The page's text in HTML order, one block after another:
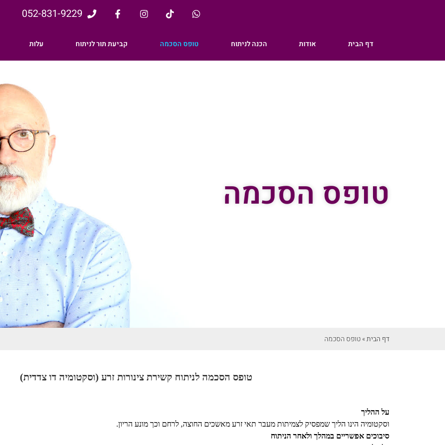
052-831-9229⁩
דף הבית אודות הכנה לניתוח טופס הסכמה קביעת תור לניתוח עלות
טופס הסכמה
דף הבית»טופס הסכמה
טופס הסכמה לניתוח קשירת צינורות זרע (וסקטומיה דו
על ההליך
וסקטומיה הינו הליך שמפסיק לצמיתות מעבר תאי זרע מאשכים החוצה, לרחם וכך מונע הריון.
סיבוכים אפשריים במהלך ולאחר הניתוח